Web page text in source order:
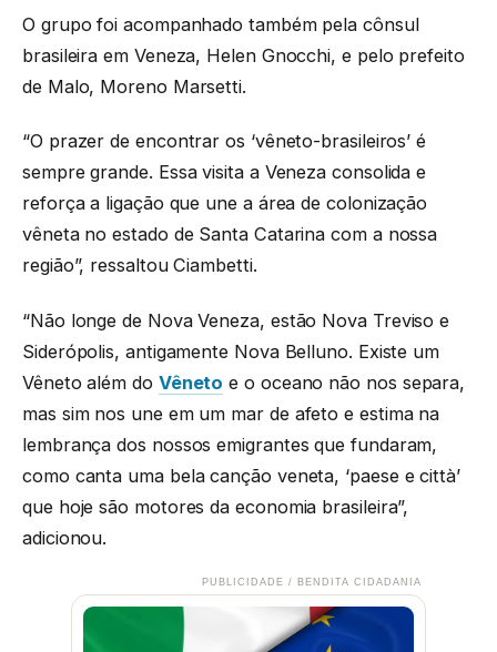
O grupo foi acompanhado também pela cônsul
brasileira em Veneza, Helen Gnocchi, e pelo prefeito
de Malo, Moreno Marsetti.
“O prazer de encontrar os ‘vêneto-brasileiros’ é
sempre grande. Essa visita a Veneza consolida e
reforça a ligação que une a área de colonização
vêneta no estado de Santa Catarina com a nossa
região”, ressaltou Ciambetti.
“Não longe de Nova Veneza, estão Nova Treviso e
Siderópolis, antigamente Nova Belluno. Existe um
Vêneto além do Vêneto e o oceano não nos separa,
mas sim nos une em um mar de afeto e estima na
lembrança dos nossos emigrantes que fundaram,
como canta uma bela canção veneta, ‘paese e città’
que hoje são motores da economia brasileira”,
adicionou.
PUBLICIDADE / BENDITA CIDADANIA